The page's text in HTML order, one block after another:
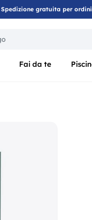
Spedizione gratuita per
Fai da te